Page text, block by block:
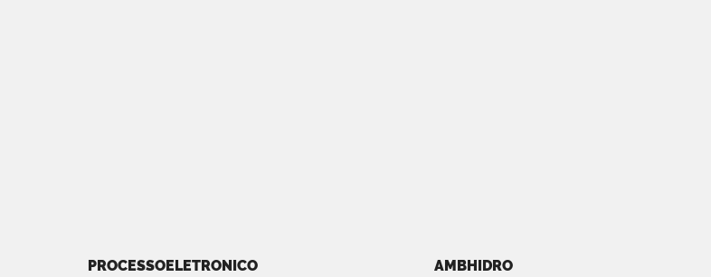
PROCESSOELETRONICO AMBHIDRO